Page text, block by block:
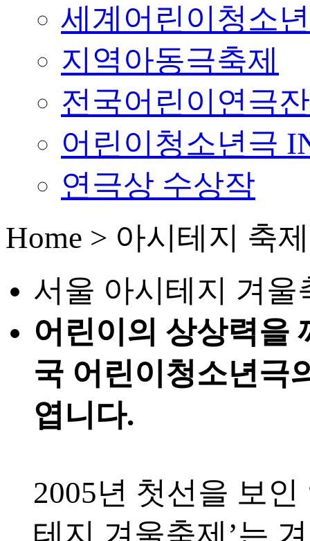
세계어린이청소
지역아동극축제
전국어린이연극
어린이청소년극
연극상 수상작
Home > 아시테지 축
서울 아시테지 겨울
어린이의 상상력을
국 어린이청소년극
엽니다.
2005년 첫선을 보인
테지 겨울축제’는